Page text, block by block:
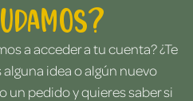
a acceder a tu cuenta? ¿Te
idea o algún nuevo
un pedido y quieres saber si